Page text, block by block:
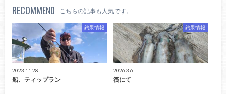
RECOMMEND こちらの記事も人気です。
釣果情報
2023.11.28
船、ティップラン
釣果情報
2026.3.6
筏にて